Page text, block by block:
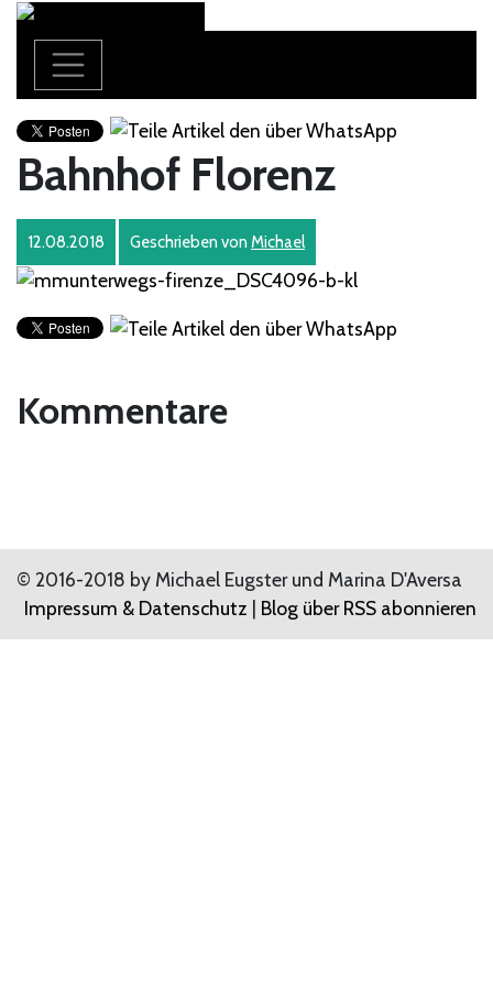
Bahnhof Florenz
12.08.2018 Geschrieben von Michael
Kommentare
© 2016-2018 by Michael Eugster und Marina D'Aversa
Impressum & Datenschutz
Blog über RSS abonnieren